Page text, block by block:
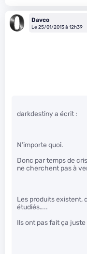
Davco
Le 25/01/2013 à 12h39
darkdestiny a écrit :
N’importe quoi.
Donc par temps de
ne cherchent pas à
Les produits existent,
étudiés…..
Ils ont pas fait ça